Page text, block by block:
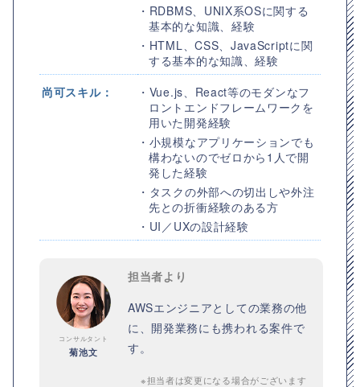
・RDBMS、UNIX系OSに関する
基本的な知識、経験
・HTML、CSS、JavaScriptに関
する基本的な知識、経験
尚可スキル：
・Vue.js、React等のモダンなフ
ロントエンドフレームワークを
用いた開発経験
・小規模なアプリケーションでも
構わないのでゼロから1人で開
発した経験
・タスクの外部への切出しや外注
先との折衝経験のある方
・UI／UXの設計経験
コンサルタント
菊池文
担当者より
AWSエンジニアとしての業務の他
に、開発業務にも携われる案件で
す。
※担当者は変更になる場合がございます